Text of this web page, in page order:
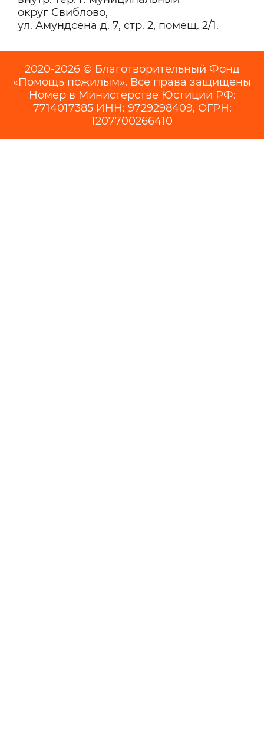
округ Свиблово,
ул. Амундсена д. 7, стр. 2, помещ. 2/1.
2020-2026 © Благотворительный Фонд
«Помощь пожилым». Все права защищены
Номер в Министерстве Юстиции РФ:
7714017385 ИНН: 9729298409, ОГРН:
1207700266410